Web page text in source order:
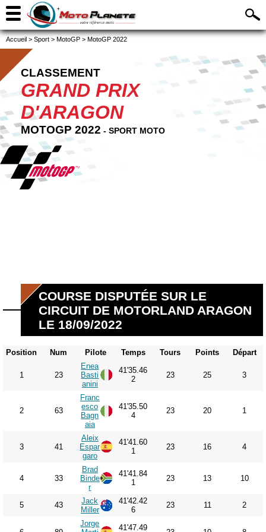
Accueil > Sport > MotoGP > MotoGP 2022
CLASSEMENT
GRAND PRIX
D'ARAGON
MOTOGP 2022 - SPORT MOTO
COURSE DISPUTÉE SUR LE
CIRCUIT DE MOTORLAND ARAGON
LE 18/09/2022
Position Num Pilote Temps Tours Points Départ
1 23
Enea
Basti
anini
41'35.46
2
23 25 3
2 63
Franc
esco
Bagn
aia
41'35.50
4
23 20 1
3 41
Aleix
Espar
garo
41'41.60
1
23 16 4
4 33
Brad
Binde
r
41'41.84
1
23 13 10
5 43
Jack
Miller
41'42.42
6
23 11 2
Jorge
41'47.49